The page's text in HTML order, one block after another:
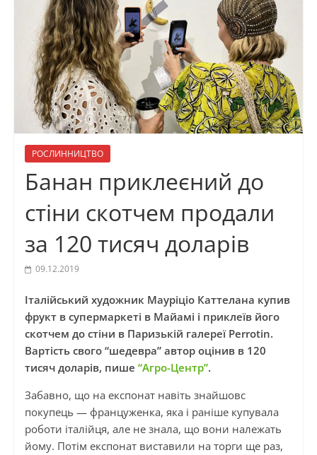
РОСЛИННИЦТВО
Банан приклеєний до
стіни скотчем продали
за 120 тисяч доларів
09.12.2019
Італійський художник Мауріціо Каттелана купив
фрукт в супермаркеті в Майамі і приклеїв його
скотчем до стіни в Паризькій галереї Perrotin.
Вартість свого “шедевра” автор оцінив в 120
тисяч доларів, пише “Агро-Центр”.
Забавно, що на експонат навіть знайшовс
покупець — француженка, яка і раніше купувала
роботи італійця, але не знала, що вони належать
йому. Потім експонат виставили на торги ще раз,